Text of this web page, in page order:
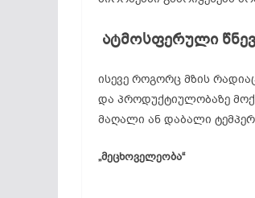
ატმოსფერული
ისევე როგორც მზის
და პროდუქტიულობაზე
მაღალი ან დაბალი
„მეცხოველეობა“